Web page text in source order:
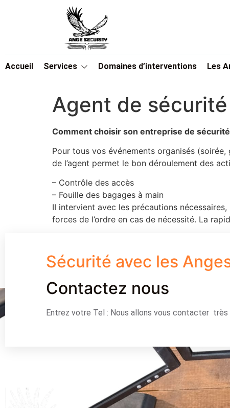
Accueil Services Domaines d’interventions Les
Agent de
Comment choisir son entreprise de
Pour tous vos événements organisés
de l’agent permet le bon déroulement des
– Contrôle des accès
– Fouille des bagages à main
II intervient avec les précautions
forces de l’ordre en cas de nécessité. La
Sécurité avec les
Contactez nous
Entrez votre Tel : Nous allons vous contacter très